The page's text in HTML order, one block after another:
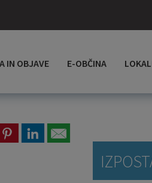
IN OBJAVE E-OBČINA